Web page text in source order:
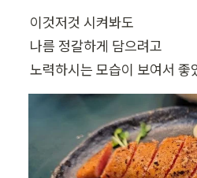
이것저것 시켜봐도
나름 정갈하게 담으려고
노력하시는 모습이 보여서 좋